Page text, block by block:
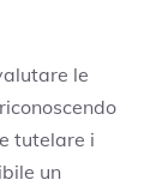
le
riconoscendo
tutelare i
un